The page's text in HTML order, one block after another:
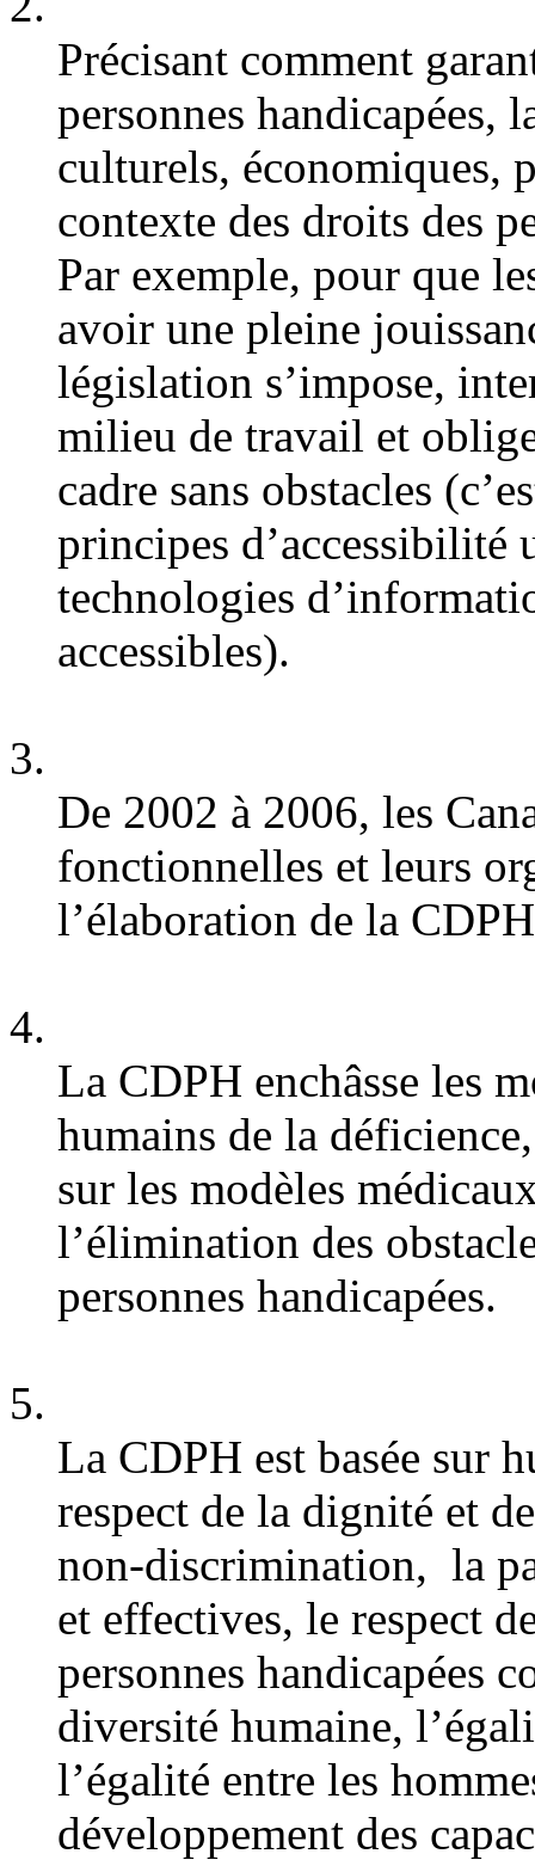
Précisant comment
personnes
culturels, économiques,
contexte des droits des
Par exemple, pour que
avoir une pleine
législation s’impose,
milieu de travail et
cadre sans obstacles
principes d’accessibilité
technologies
accessibles).
De 2002 à 2006, les
fonctionnelles et leurs
l’élaboration de la
La CDPH enchâsse les
humains de la
sur les modèles
l’élimination des
personnes handicapées.
La CDPH est basée sur
respect de la dignité et
non-discrimination, la
et effectives, le respect
personnes handicapées
diversité humaine,
l’égalité entre les
développement des